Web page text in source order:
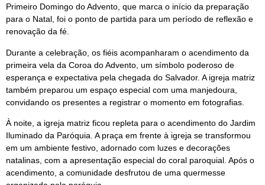
Primeiro Domingo do Advento, que marca o início da preparação
para o Natal, foi o ponto de partida para um período de reflexão e
renovação da fé.
Durante a celebração, os fiéis acompanharam o acendimento da
primeira vela da Coroa do Advento, um símbolo poderoso de
esperança e expectativa pela chegada do Salvador. A igreja matriz
também preparou um espaço especial com uma manjedoura,
convidando os presentes a registrar o momento em fotografias.
À noite, a igreja matriz ficou repleta para o acendimento do Jardim
Iluminado da Paróquia. A praça em frente à igreja se transformou
em um ambiente festivo, adornado com luzes e decorações
natalinas, com a apresentação especial do coral paroquial. Após o
acendimento, a comunidade desfrutou de uma quermesse